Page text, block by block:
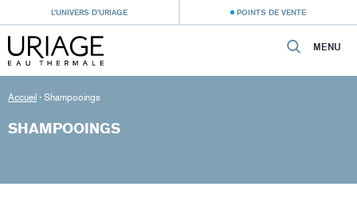
L’UNIVERS D’URIAGE POINTS DE VENTE
MENU
Accueil › Shampooings
SHAMPOOINGS